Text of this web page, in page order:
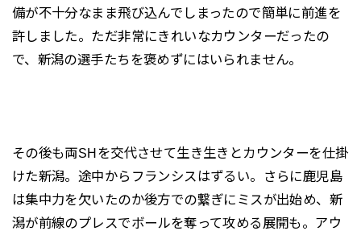
備が不十分なまま飛び込んでしまったので簡単に前進を
許しました。ただ非常にきれいなカウンターだったの
で、新潟の選手たちを褒めずにはいられません。
その後も両SHを交代させて生き生きとカウンターを仕掛
けた新潟。途中からフランシスはずるい。さらに鹿児島
は集中力を欠いたのか後方での繋ぎにミスが出始め、新
潟が前線のプレスでボールを奪って攻める展開も。アウ